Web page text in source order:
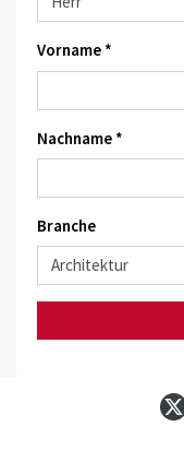
Vorname *
Nachname *
Branche